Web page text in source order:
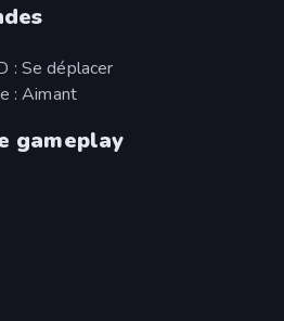
: Se déplacer
: Aimant
gameplay